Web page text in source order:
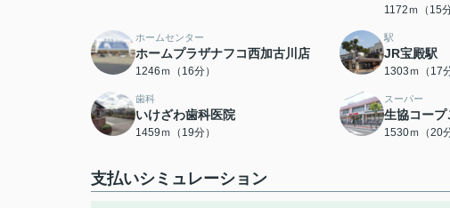
1172ｍ（15分
ホームセンター
ホームプラザナフコ西加古川店
1246ｍ（16分）
駅
JR宝殿駅
1303ｍ（17分
歯科
いけざわ歯科医院
1459ｍ（19分）
スーパー
生協コープ
1530ｍ（20分
支払いシミュレーション